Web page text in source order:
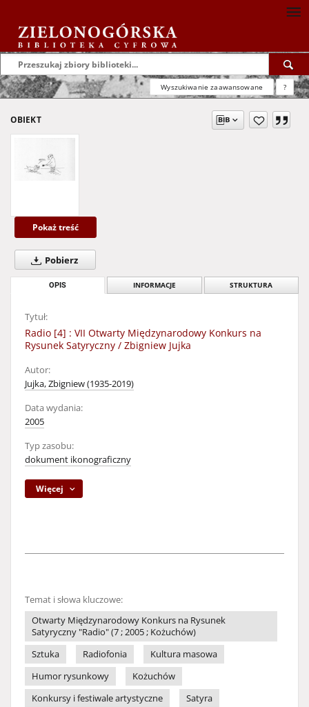
Wyszukiwanie zaawansowane ?
OBIEKT
Pokaż treść
Pobierz
OPIS INFORMACJE STRUKTURA
Tytuł:
Radio [4] : VII Otwarty Międzynarodowy Konkurs na
Rysunek Satyryczny / Zbigniew Jujka
Autor:
Jujka, Zbigniew (1935-2019)
Data wydania:
2005
Typ zasobu:
dokument ikonograficzny
Więcej
Temat i słowa kluczowe:
Otwarty Międzynarodowy Konkurs na Rysunek
Satyryczny "Radio" (7 ; 2005 ; Kożuchów)
Sztuka
Radiofonia
Kultura masowa
Humor rysunkowy
Kożuchów
Konkursy i festiwale artystyczne
Satyra